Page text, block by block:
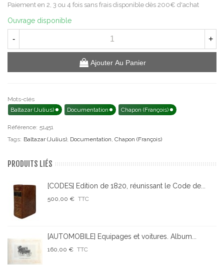
Paiement en 2, 3 ou 4 fois sans frais disponible dès 200€ d'achat
Ouvrage disponible
- +
Ajouter Au Panier
Mots-clés
Baltazar (Julius)
Documentation Chapon (François)
Référence: 51451
Tags: Baltazar (Julius) Documentation Chapon (François)
PRODUITS LIÉS
[CODES] Edition de 1820, réunissant le Code de...
500,00 € TTC
[AUTOMOBILE] Equipages et voitures. Album...
160,00 € TTC